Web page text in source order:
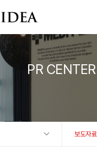
PR CENTER
보도자료